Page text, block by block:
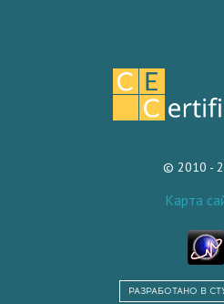
© 2010 -
Карта
РАЗРАБОТАНО В